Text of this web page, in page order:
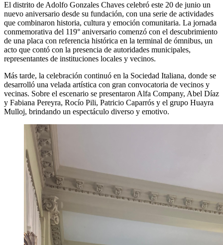
El distrito de Adolfo Gonzales Chaves celebró este 20 de junio un
nuevo aniversario desde su fundación, con una serie de actividades
que combinaron historia, cultura y emoción comunitaria. La jornada
conmemorativa del 119° aniversario comenzó con el descubrimiento
de una placa con referencia histórica en la terminal de ómnibus, un
acto que contó con la presencia de autoridades municipales,
representantes de instituciones locales y vecinos.
Más tarde, la celebración continuó en la Sociedad Italiana, donde se
desarrolló una velada artística con gran convocatoria de vecinos y
vecinas. Sobre el escenario se presentaron Alfa Company, Abel Díaz
y Fabiana Pereyra, Rocío Pili, Patricio Caparrós y el grupo Huayra
Mulloj, brindando un espectáculo diverso y emotivo.